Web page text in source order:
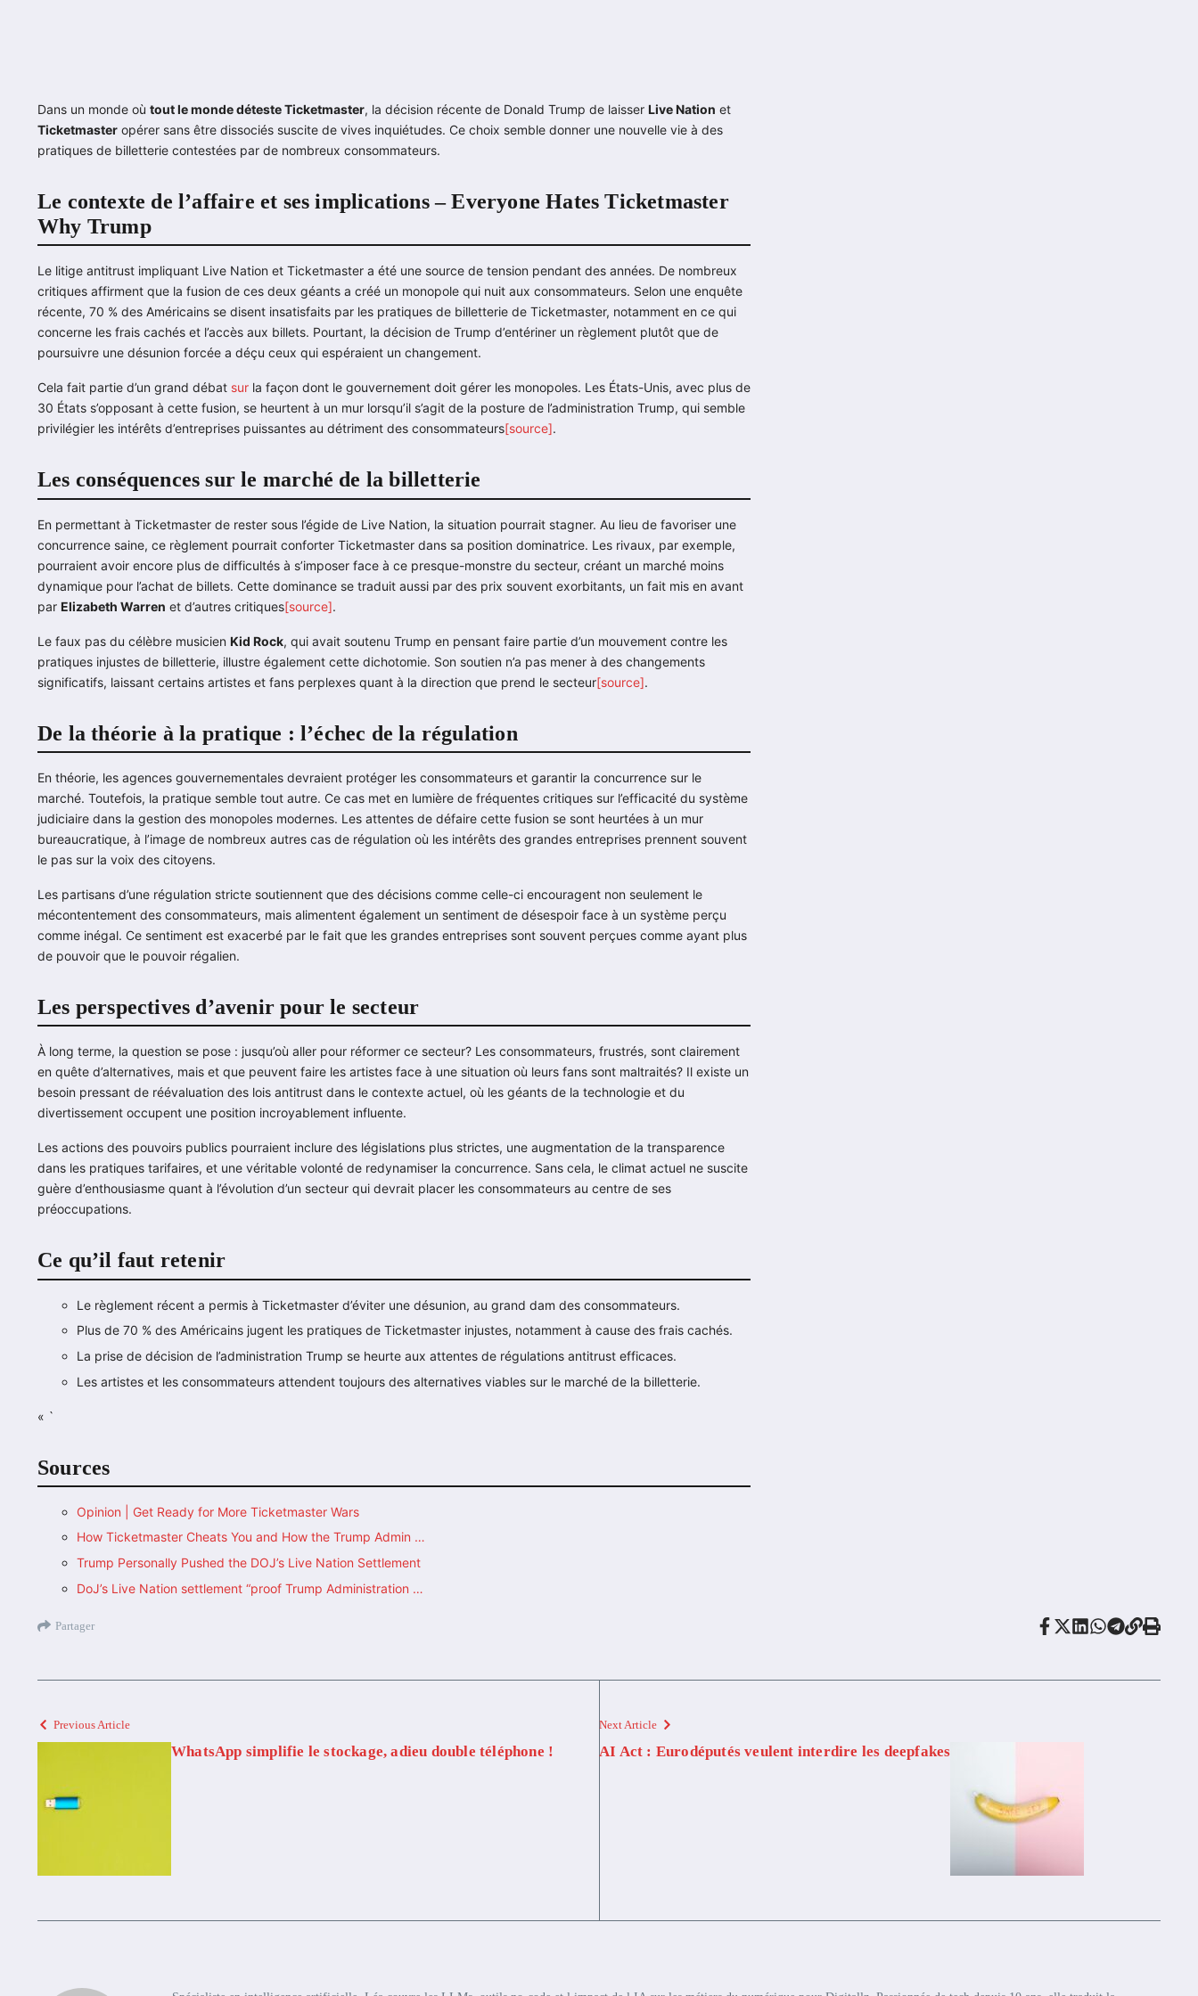
Dans un monde où tout le monde déteste Ticketmaster, la décision récente de Donald Trump de laisser Live Nation et
Ticketmaster opérer sans être dissociés suscite de vives inquiétudes. Ce choix semble donner une nouvelle vie à des
pratiques de billetterie contestées par de nombreux consommateurs.
Le contexte de l’affaire et ses implications – Everyone Hates Ticketmaster
Why Trump
Le litige antitrust impliquant Live Nation et Ticketmaster a été une source de tension pendant des années. De nombreux
critiques affirment que la fusion de ces deux géants a créé un monopole qui nuit aux consommateurs. Selon une enquête
récente, 70 % des Américains se disent insatisfaits par les pratiques de billetterie de Ticketmaster, notamment en ce qui
concerne les frais cachés et l’accès aux billets. Pourtant, la décision de Trump d’entériner un règlement plutôt que de
poursuivre une désunion forcée a déçu ceux qui espéraient un changement.
Cela fait partie d’un grand débat sur la façon dont le gouvernement doit gérer les monopoles. Les États-Unis, avec plus de
30 États s’opposant à cette fusion, se heurtent à un mur lorsqu’il s’agit de la posture de l’administration Trump, qui semble
privilégier les intérêts d’entreprises puissantes au détriment des consommateurs[source].
Les conséquences sur le marché de la billetterie
En permettant à Ticketmaster de rester sous l’égide de Live Nation, la situation pourrait stagner. Au lieu de favoriser une
concurrence saine, ce règlement pourrait conforter Ticketmaster dans sa position dominatrice. Les rivaux, par exemple,
pourraient avoir encore plus de difficultés à s’imposer face à ce presque-monstre du secteur, créant un marché moins
dynamique pour l’achat de billets. Cette dominance se traduit aussi par des prix souvent exorbitants, un fait mis en avant
par Elizabeth Warren et d’autres critiques[source].
Le faux pas du célèbre musicien Kid Rock, qui avait soutenu Trump en pensant faire partie d’un mouvement contre les
pratiques injustes de billetterie, illustre également cette dichotomie. Son soutien n’a pas mener à des changements
significatifs, laissant certains artistes et fans perplexes quant à la direction que prend le secteur[source].
De la théorie à la pratique : l’échec de la régulation
En théorie, les agences gouvernementales devraient protéger les consommateurs et garantir la concurrence sur le
marché. Toutefois, la pratique semble tout autre. Ce cas met en lumière de fréquentes critiques sur l’efficacité du système
judiciaire dans la gestion des monopoles modernes. Les attentes de défaire cette fusion se sont heurtées à un mur
bureaucratique, à l’image de nombreux autres cas de régulation où les intérêts des grandes entreprises prennent souvent
le pas sur la voix des citoyens.
Les partisans d’une régulation stricte soutiennent que des décisions comme celle-ci encouragent non seulement le
mécontentement des consommateurs, mais alimentent également un sentiment de désespoir face à un système perçu
comme inégal. Ce sentiment est exacerbé par le fait que les grandes entreprises sont souvent perçues comme ayant plus
de pouvoir que le pouvoir régalien.
Les perspectives d’avenir pour le secteur
À long terme, la question se pose : jusqu’où aller pour réformer ce secteur? Les consommateurs, frustrés, sont clairement
en quête d’alternatives, mais et que peuvent faire les artistes face à une situation où leurs fans sont maltraités? Il existe un
besoin pressant de réévaluation des lois antitrust dans le contexte actuel, où les géants de la technologie et du
divertissement occupent une position incroyablement influente.
Les actions des pouvoirs publics pourraient inclure des législations plus strictes, une augmentation de la transparence
dans les pratiques tarifaires, et une véritable volonté de redynamiser la concurrence. Sans cela, le climat actuel ne suscite
guère d’enthousiasme quant à l’évolution d’un secteur qui devrait placer les consommateurs au centre de ses
préoccupations.
Ce qu’il faut retenir
Le règlement récent a permis à Ticketmaster d’éviter une désunion, au grand dam des consommateurs.
Plus de 70 % des Américains jugent les pratiques de Ticketmaster injustes, notamment à cause des frais cachés.
La prise de décision de l’administration Trump se heurte aux attentes de régulations antitrust efficaces.
Les artistes et les consommateurs attendent toujours des alternatives viables sur le marché de la billetterie.
« `
Sources
Opinion | Get Ready for More Ticketmaster Wars
How Ticketmaster Cheats You and How the Trump Admin …
Trump Personally Pushed the DOJ’s Live Nation Settlement
DoJ’s Live Nation settlement “proof Trump Administration …
Partager
Previous Article
WhatsApp simplifie le stockage, adieu double téléphone !
Next Article
AI Act : Eurodéputés veulent interdire les deepfakes